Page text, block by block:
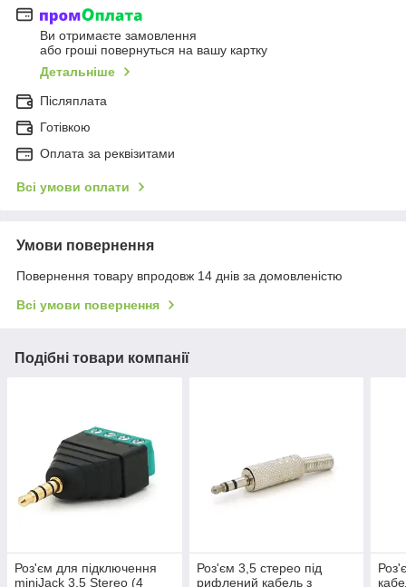
Ви отримаєте замовлення
або гроші повернуться на вашу картку
Детальніше
Післяплата
Готівкою
Оплата за реквізитами
Всі умови оплати
Умови повернення
Повернення товару впродовж 14 днів за домовленістю
Всі умови повернення
Подібні товари компанії
Роз'єм для підключення
miniJack 3.5 Stereo (4
Роз'єм 3,5 стерео під
рифлений кабель з